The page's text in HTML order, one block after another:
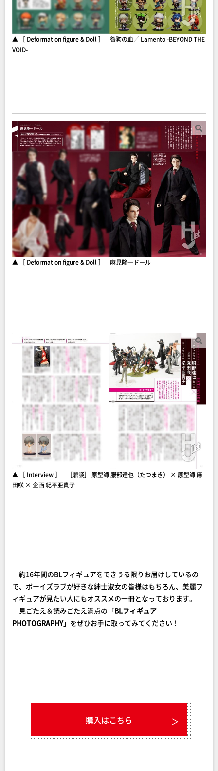
▲ ［ Deformation figure & Doll ］ 咎狗の血／ Lamento -BEYOND THE
VOID-
▲ ［ Deformation figure & Doll ］ 麻見隆一ドール
▲ ［ Interview ］ ［鼎談］ 原型師 服部達也（たつまき） × 原型師 麻
田咲 × 企画 紀平亜貴子
約16年間のBLフィギュアをできうる限りお届けしているの
で、ボーイズラブが好きな紳士淑女の皆様はもちろん、美麗フ
ィギュアが見たい人にもオススメの一冊となっております。
見ごたえ＆読みごたえ満点の「BLフィギュア
PHOTOGRAPHY」をぜひお手に取ってみてください！
購入はこちら